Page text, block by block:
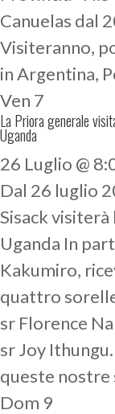
Canuelas dal
Visiteranno,
in Argentina,
Ven 7
La Priora generale
Uganda
26 Luglio @
Dal 26 luglio
Sisack
Uganda In
Kakumiro,
quattro
sr Florence
sr Joy
queste nostre
Dom 9